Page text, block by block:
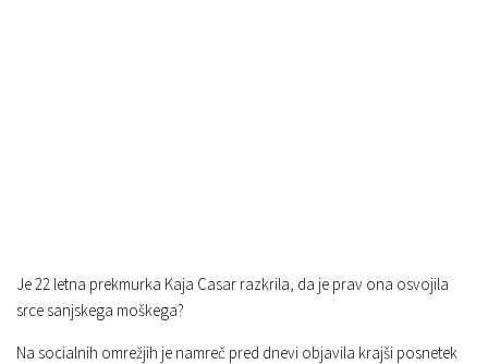
Je 22 letna prekmurka Kaja Casar razkrila, da je prav ona osvojila
srce sanjskega moškega?
Na socialnih omrežjih je namreč pred dnevi objavila krajši posnetek